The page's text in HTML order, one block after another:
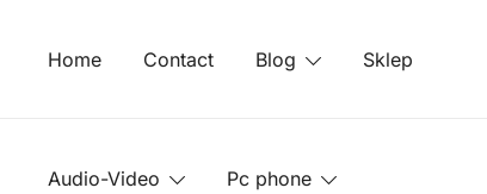
Home Contact Blog Sklep
Audio-Video Pc phone